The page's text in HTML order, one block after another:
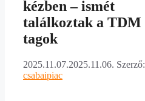
kézben – ismét
találkoztak a TDM
tagok
2025.11.07.2025.11.06. Szerző:
csabaipiac